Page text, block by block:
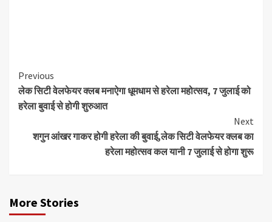
Continue
Reading
Previous
लेक सिटी वेलफेयर क्लब मनाऐगा धूमधाम से हरेला महोत्सव, 7 जुलाई को
हरेला बुवाई से होगी शुरुआत
Next
शगुन आंखर गाकर होगी हरेला की बुवाई,लेक सिटी वेलफेयर क्लब का
हरेला महोत्सव कल यानी 7 जुलाई से होगा शुरू
More Stories